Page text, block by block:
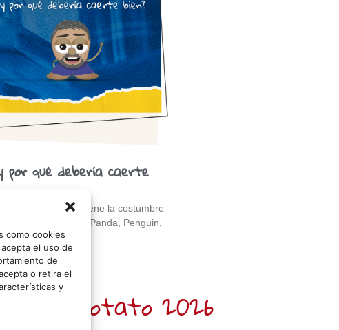
como cookies
el uso de
de
o retira el
y
por qué debería caerte
que Google tiene la costumbre
de animales: Panda, Penguin,
© Sr. Potato 2026